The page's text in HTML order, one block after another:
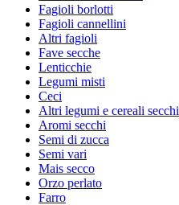
Fagioli borlotti
Fagioli cannellini
Altri fagioli
Fave secche
Lenticchie
Legumi misti
Ceci
Altri legumi e cereali secchi
Aromi secchi
Semi di zucca
Semi vari
Mais secco
Orzo perlato
Farro